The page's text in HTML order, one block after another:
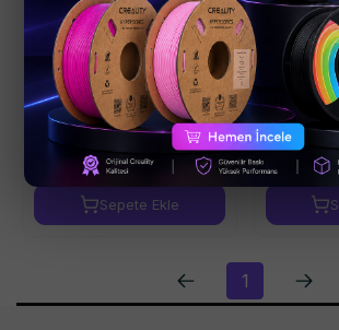
Kandao 120cm
Görünmez Selfie
Çubuğu
₺ 1,999.00
Sepete Ekle
Kandao
₺
1